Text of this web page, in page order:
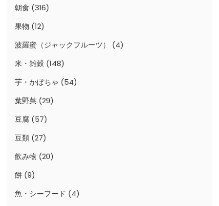
朝食 (316)
果物 (12)
波羅蜜（ジャックフルーツ）
(4)
米・雑穀 (148)
芋・かぼちゃ (54)
葉野菜 (29)
豆腐 (57)
豆類 (27)
飲み物 (20)
餅 (9)
魚・シーフード (4)